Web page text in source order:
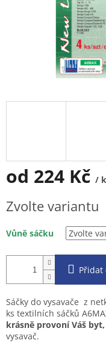
od 224 Kč /
cena:
Zvolte variantu
Vůně sáčku
Přidat
Sáčky do vysavače z
ks textilních sáčků
krásně provoní Váš byt,
vysavač.